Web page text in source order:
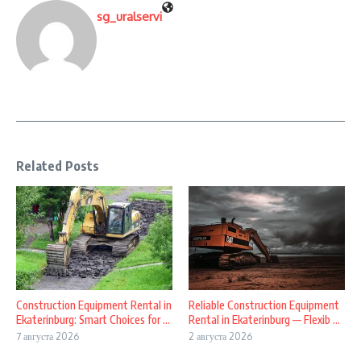
sg_uralservi
Related Posts
Construction Equipment Rental in
Ekaterinburg: Smart Choices for ...
7 августа 2026
Reliable Construction Equipment
Rental in Ekaterinburg — Flexib ...
2 августа 2026